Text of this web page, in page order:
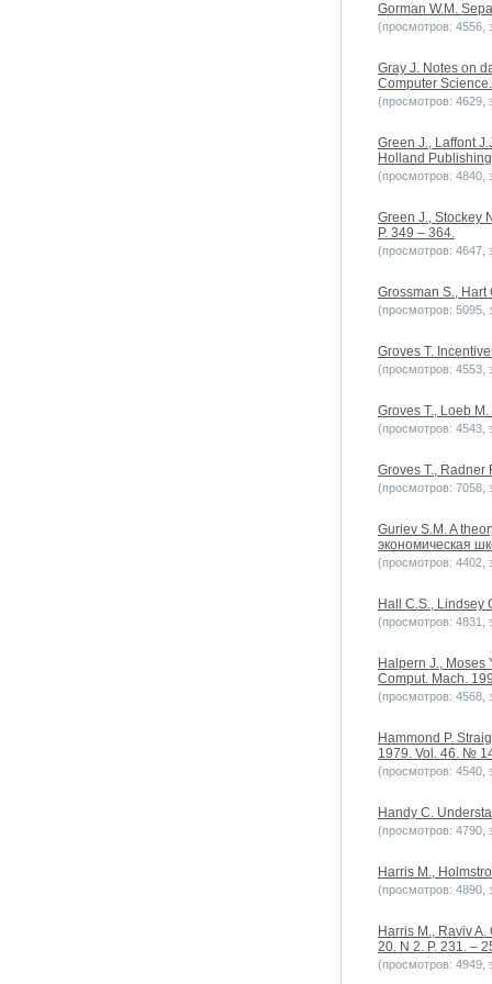
Gorman W.M.
(просмотров: 4556,
Gray J. Notes on
Computer
(просмотров: 4629,
Green J., Laffont
Holland
(просмотров: 4840,
Green J., Stockey
P. 349 – 364.
(просмотров: 4647,
Grossman S., Hart
(просмотров: 5095,
Groves T.
(просмотров: 4553,
Groves T., Loeb
(просмотров: 4543,
Groves T., Radner
(просмотров: 7058,
Guriev S.M. A
экономическая
(просмотров: 4402,
Hall C.S., Lindsey
(просмотров: 4831,
Halpern J., Moses
Comput. Mach.
(просмотров: 4568,
Hammond P.
1979. Vol. 46. №
(просмотров: 4540,
Handy C.
(просмотров: 4790,
Harris M.,
(просмотров: 4890,
Harris M., Raviv
20. N 2. P. 231. –
(просмотров: 4949,